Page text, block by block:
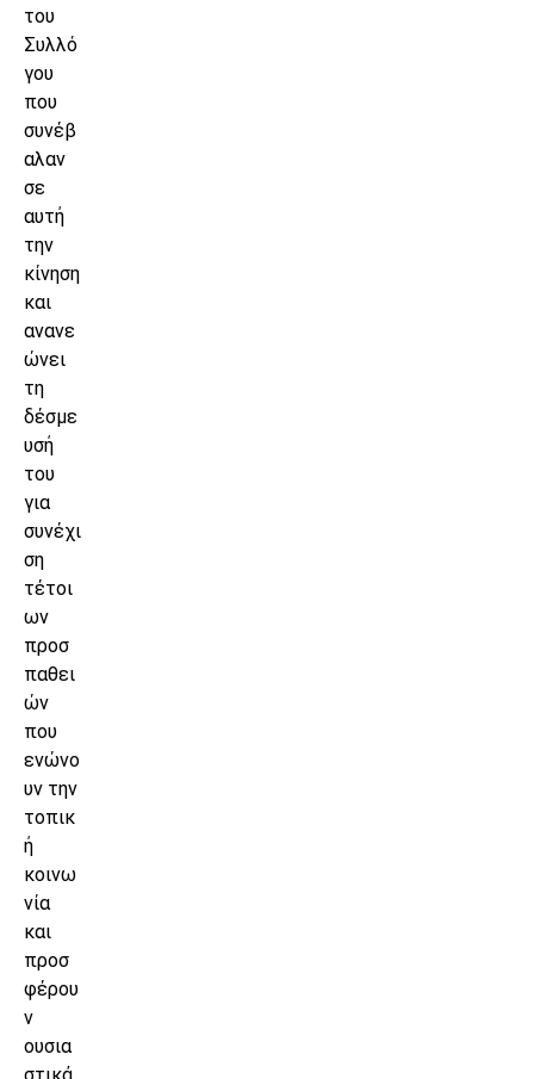
του
Συλλό
γου
που
συνέβ
αλαν
σε
αυτή
την
κίνηση
και
ανανε
ώνει
τη
δέσμε
υσή
του
για
συνέχι
ση
τέτοι
ων
προσ
παθει
ών
που
ενώνο
υν την
τοπικ
ή
κοινω
νία
και
προσ
φέρου
ν
ουσια